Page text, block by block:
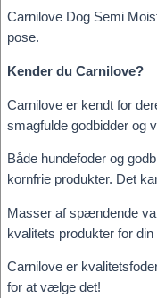
Carnilove Dog Semi
pose.
Kender du Carnilove?
Carnilove er kendt for
smagfulde godbidder og
Både hundefoder og
kornfrie produkter. Det
Masser af spændende
kvalitets produkter for
Carnilove er
for at vælge det!